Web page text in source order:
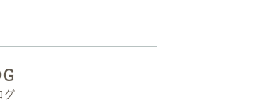
グ